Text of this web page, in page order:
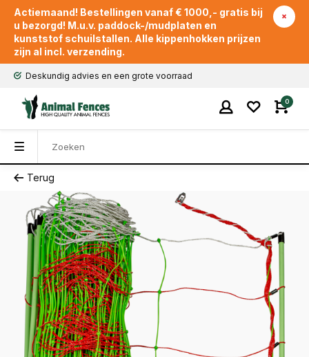
Actiemaand! Bestellingen vanaf € 1000,- gratis bij
u bezorgd! M.u.v. paddock-/mudplaten en
kunststof schuilstallen. Alle kippenhokken prijzen
zijn al incl. verzending.
Deskundig advies en een grote voorraad
0
Terug